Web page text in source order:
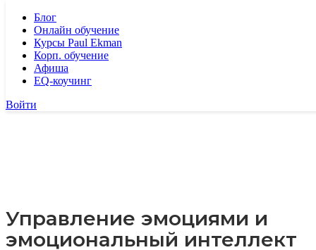
Блог
Онлайн обучение
Курсы Paul Ekman
Корп. обучение
Афиша
EQ-коучинг
Войти
Управление эмоциями и
эмоциональный интеллект